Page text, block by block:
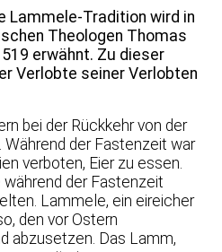
Lammele-Tradition wird in
Theologen Thomas
erwähnt. Zu dieser
Verlobte seiner Verlobten
bei der Rückkehr von der
der Fastenzeit war
verboten, Eier zu essen.
während der Fastenzeit
Lammele, ein eireicher
den vor Ostern
abzusetzen. Das Lamm,